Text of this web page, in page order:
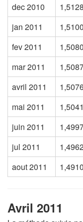
dec 2010
jan 2011
fev 2011
mar 2011
avril 2011
mai 2011
juin 2011
jul 2011
aout 2011
Avril 2011